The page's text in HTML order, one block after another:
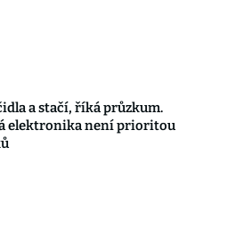
a stačí, říká průzkum.
elektronika není prioritou